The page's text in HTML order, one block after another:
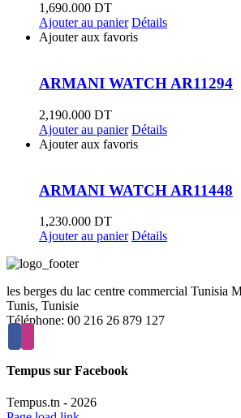
1,690.000 DT
Ajouter au panier Détails
Ajouter aux favoris
ARMANI WATCH AR11294
2,190.000 DT
Ajouter au panier Détails
Ajouter aux favoris
ARMANI WATCH AR11448
1,230.000 DT
Ajouter au panier Détails
les berges du lac centre commercial Tunisia
Tunis, Tunisie
Téléphone: 00 216 26 879 127
Tempus sur Facebook
Tempus.tn - 2026